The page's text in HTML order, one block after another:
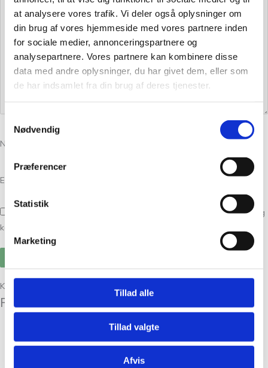
at analysere vores trafik. Vi deler også oplysninger om
din brug af vores hjemmeside med vores partnere inden
for sociale medier, annonceringspartnere og
analysepartnere. Vores partnere kan kombinere disse
data med andre oplysninger, du har givet dem, eller som
de har indsamlet fra din brug af deres tjenester.
Samtykkevalg
Nødvendig
Præferencer
Statistik
Marketing
Tillad alle
Tillad valgte
Afvis
Navn
E-mail
Gem mit navn, mail og websted i denne browser til næste gang jeg
kommenterer.
Kunder købte også
Relaterede varer